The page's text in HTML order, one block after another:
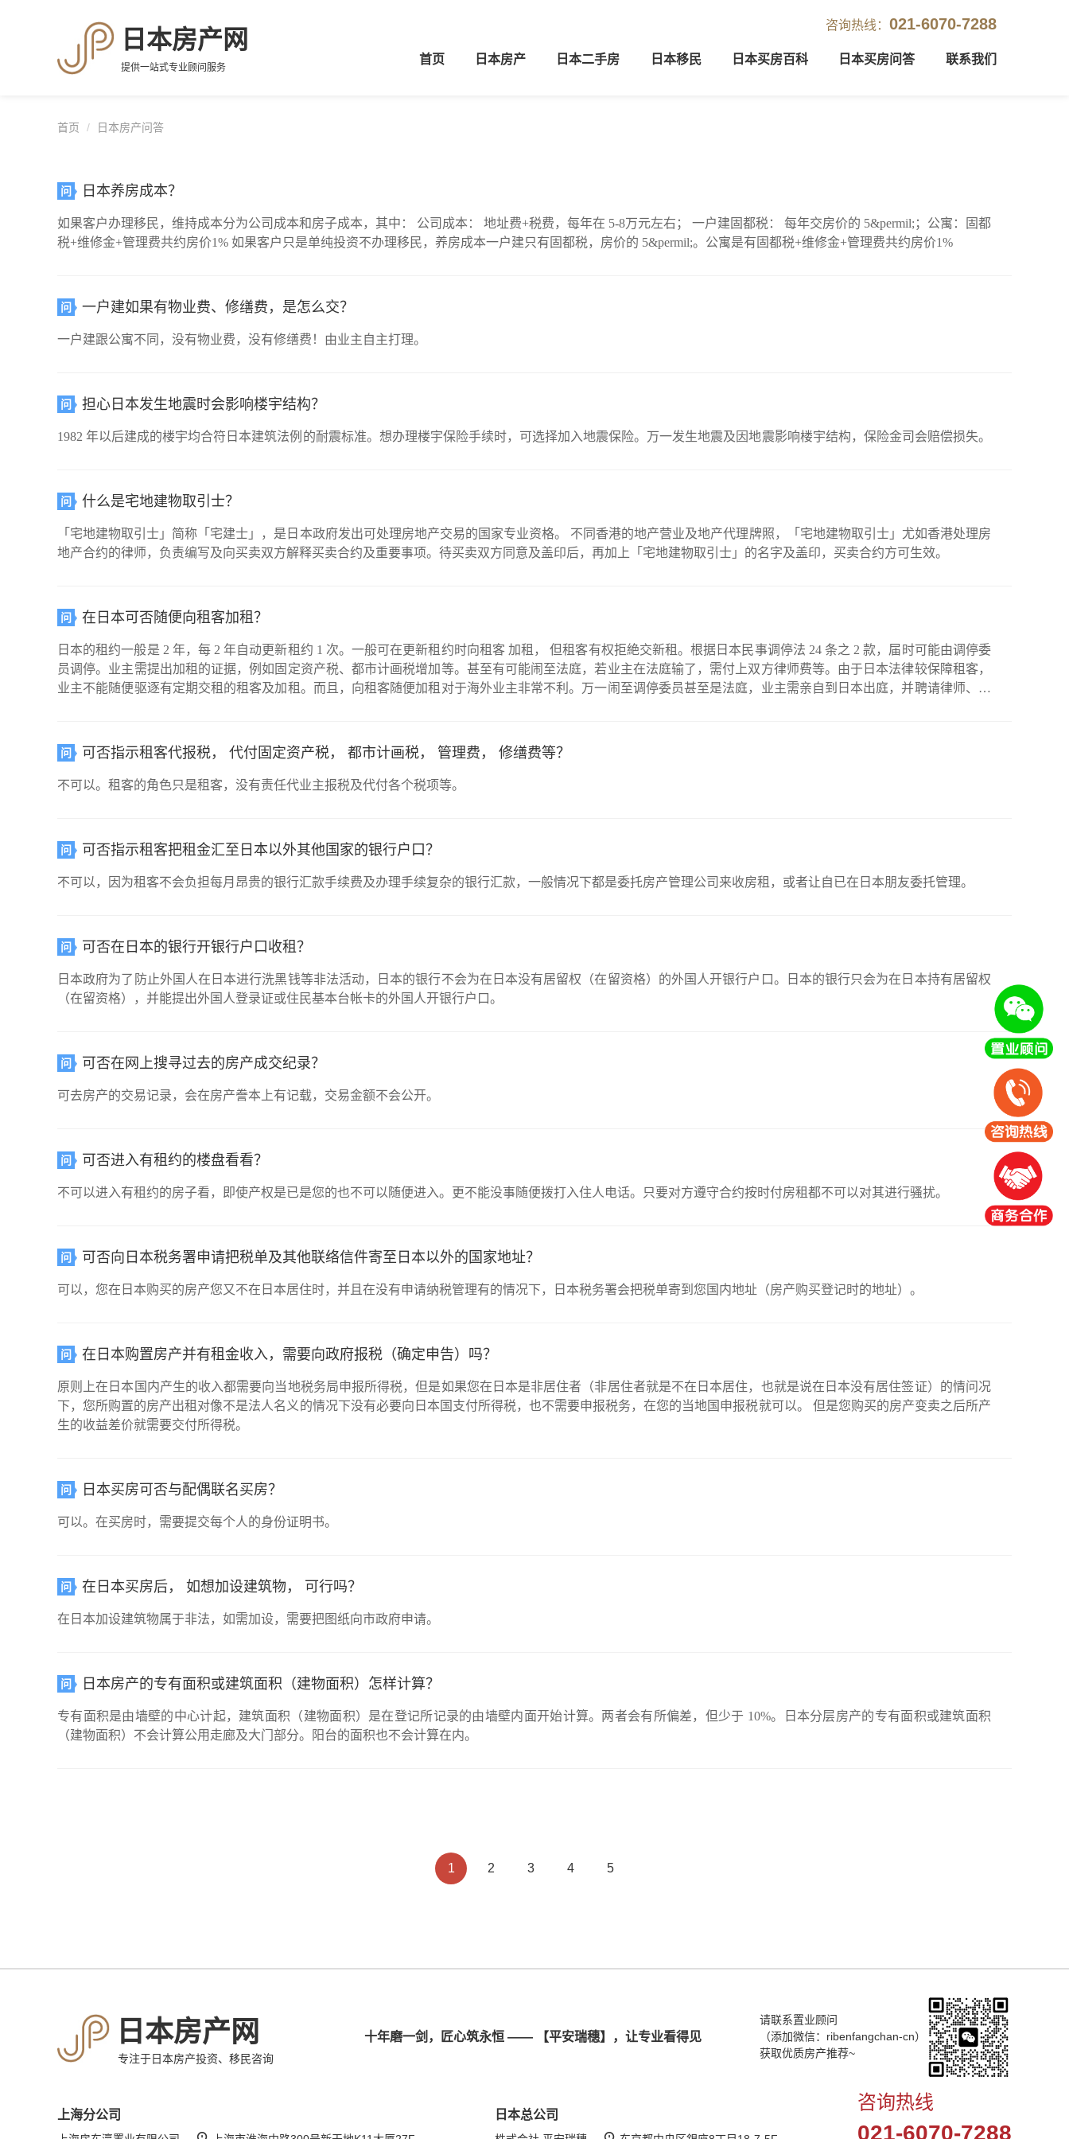
日本房产网
提供一站式专业顾问服务
咨询热线： 021-6070-7288
首页 日本房产 日本二手房 日本移民 日本买房百科 日本买房问答 联系我们
首页 日本房产问答
问 日本养房成本？
如果客户办理移民，维持成本分为公司成本和房子成本，其中： 公司成本： 地址费+税费，每年在 5-8万元左右； 一户建固都税： 每年交房价的 5&permil;；公寓：固都
税+维修金+管理费共约房价1% 如果客户只是单纯投资不办理移民，养房成本一户建只有固都税，房价的 5&permil;。公寓是有固都税+维修金+管理费共约房价1%
问 一户建如果有物业费、修缮费，是怎么交？
一户建跟公寓不同，没有物业费，没有修缮费！由业主自主打理。
问 担心日本发生地震时会影响楼宇结构？
1982 年以后建成的楼宇均合符日本建筑法例的耐震标准。想办理楼宇保险手续时，可选择加入地震保险。万一发生地震及因地震影响楼宇结构，保险金司会赔偿损失。
问 什么是宅地建物取引士？
「宅地建物取引士」简称「宅建士」，是日本政府发出可处理房地产交易的国家专业资格。 不同香港的地产营业及地产代理牌照，「宅地建物取引士」尤如香港处理房
地产合约的律师，负责编写及向买卖双方解释买卖合约及重要事项。待买卖双方同意及盖印后，再加上「宅地建物取引士」的名字及盖印，买卖合约方可生效。
问 在日本可否随便向租客加租？
日本的租约一般是 2 年，每 2 年自动更新租约 1 次。一般可在更新租约时向租客 加租， 但租客有权拒絶交新租。根据日本民事调停法 24 条之 2 款，届时可能由调停委
员调停。业主需提出加租的证据，例如固定资产税、都市计画税增加等。甚至有可能闹至法庭，若业主在法庭输了，需付上双方律师费等。由于日本法律较保障租客，
业主不能随便驱逐有定期交租的租客及加租。而且，向租客随便加租对于海外业主非常不利。万一闹至调停委员甚至是法庭，业主需亲自到日本出庭，并聘请律师、翻
问 可否指示租客代报税， 代付固定资产税， 都市计画税， 管理费， 修缮费等？
不可以。租客的角色只是租客，没有责任代业主报税及代付各个税项等。
问 可否指示租客把租金汇至日本以外其他国家的银行户口？
不可以，因为租客不会负担每月昂贵的银行汇款手续费及办理手续复杂的银行汇款，一般情况下都是委托房产管理公司来收房租，或者让自已在日本朋友委托管理。
问 可否在日本的银行开银行户口收租？
日本政府为了防止外国人在日本进行洗黑钱等非法活动，日本的银行不会为在日本没有居留权（在留资格）的外国人开银行户口。日本的银行只会为在日本持有居留权
（在留资格），并能提出外国人登录证或住民基本台帐卡的外国人开银行户口。
问 可否在网上搜寻过去的房产成交纪录？
可去房产的交易记录，会在房产誊本上有记载，交易金额不会公开。
问 可否进入有租约的楼盘看看？
不可以进入有租约的房子看，即使产权是已是您的也不可以随便进入。更不能没事随便拨打入住人电话。只要对方遵守合约按时付房租都不可以对其进行骚扰。
问 可否向日本税务署申请把税单及其他联络信件寄至日本以外的国家地址？
可以，您在日本购买的房产您又不在日本居住时，并且在没有申请纳税管理有的情况下，日本税务署会把税单寄到您国内地址（房产购买登记时的地址）。
问 在日本购置房产并有租金收入，需要向政府报税（确定申告）吗？
原则上在日本国内产生的收入都需要向当地税务局申报所得税，但是如果您在日本是非居住者（非居住者就是不在日本居住，也就是说在日本没有居住签证）的情问况
下，您所购置的房产出租对像不是法人名义的情况下没有必要向日本国支付所得税，也不需要申报税务，在您的当地国申报税就可以。 但是您购买的房产变卖之后所产
生的收益差价就需要交付所得税。
问 日本买房可否与配偶联名买房？
可以。在买房时，需要提交每个人的身份证明书。
问 在日本买房后， 如想加设建筑物， 可行吗？
在日本加设建筑物属于非法，如需加设，需要把图纸向市政府申请。
问 日本房产的专有面积或建筑面积（建物面积）怎样计算？
专有面积是由墙壁的中心计起，建筑面积（建物面积）是在登记所记录的由墙壁内面开始计算。两者会有所偏差，但少于 10%。日本分层房产的专有面积或建筑面积
（建物面积）不会计算公用走廊及大门部分。阳台的面积也不会计算在内。
1 2 3 4 5
日本房产网
专注于日本房产投资、移民咨询
十年磨一剑，匠心筑永恒 —— 【平安瑞穗】，让专业看得见
请联系置业顾问
（添加微信：ribenfangchan-cn）
获取优质房产推荐~
上海分公司 日本总公司
咨询热线
021-6070-7288